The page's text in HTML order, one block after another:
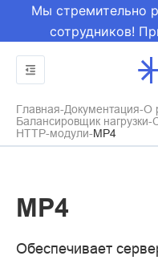
Мы стремительно
сотрудников!
Главная Документация О
Балансировщик нагрузки
HTTP-модули MP4
MP4
Обеспечивает